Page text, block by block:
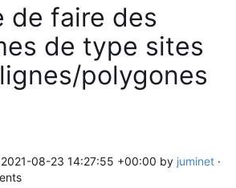
de faire des
de type sites
polygones
2021-08-23 14:27:55 +00:00 by juminet ·